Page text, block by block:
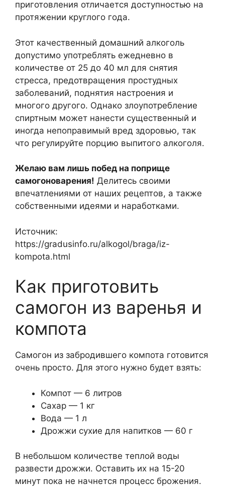
приготовления отличается доступностью на
протяжении круглого года.
Этот качественный домашний алкоголь
допустимо употреблять ежедневно в
количестве от 25 до 40 мл для снятия
стресса, предотвращения простудных
заболеваний, поднятия настроения и
многого другого. Однако злоупотребление
спиртным может нанести существенный и
иногда непоправимый вред здоровью, так
что регулируйте порцию выпитого алкоголя.
Желаю вам лишь побед на поприще
самогоноварения! Делитесь своими
впечатлениями от наших рецептов, а также
собственными идеями и наработками.
Источник:
https://gradusinfo.ru/alkogol/braga/iz-
kompota.html
Как приготовить
самогон из варенья и
компота
Самогон из забродившего компота готовится
очень просто. Для этого нужно будет взять:
Компот — 6 литров
Сахар — 1 кг
Вода — 1 л
Дрожжи сухие для напитков — 60 г
В небольшом количестве теплой воды
развести дрожжи. Оставить их на 15-20
минут пока не начнется процесс брожения.